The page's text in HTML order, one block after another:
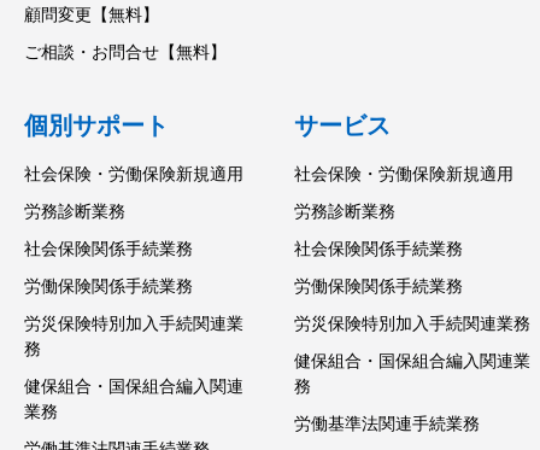
顧問変更【無料】
ご相談・お問合せ【無料】
個別サポート
社会保険・労働保険新規適用
労務診断業務
社会保険関係手続業務
労働保険関係手続業務
労災保険特別加入手続関連業
務
健保組合・国保組合編入関連
業務
サービス
社会保険・労働保険新規適用
労務診断業務
社会保険関係手続業務
労働保険関係手続業務
労災保険特別加入手続関連業務
健保組合・国保組合編入関連業
務
労働基準法関連手続業務